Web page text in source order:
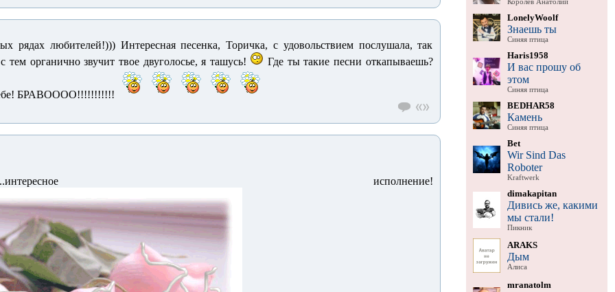
рядах любителей!))) Интересная песенка, Торичка, с удовольствием послушала, так
тем органично звучит твое двуголосье, я ташусь!
Где ты такие песни откапываешь?
БРАВОООО!!!!!!!!!!!
исполнение!
LonelyWoolf
Знаешь ты
Синяя птица
Haris1958
И вас прошу об
этом
Синяя птица
BEDHAR58
Камень
Синяя птица
Bet
Wir Sind Das
Roboter
Kraftwerk
dimakapitan
Дивись же, какими
мы стали!
Пикник
ARAKS
Дым
Алиса
mranatolm